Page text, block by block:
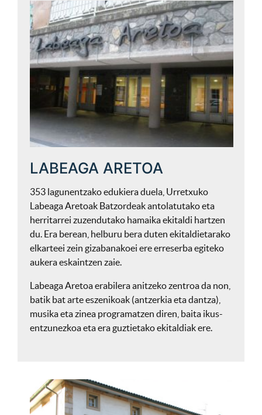
LABEAGA ARETOA
353 lagunentzako edukiera duela, Urretxuko
Labeaga Aretoak Batzordeak antolatutako eta
herritarrei zuzendutako hamaika ekitaldi hartzen
du. Era berean, helburu bera duten ekitaldietarako
elkarteei zein gizabanakoei ere erreserba egiteko
aukera eskaintzen zaie.
Labeaga Aretoa erabilera anitzeko zentroa da non,
batik bat arte eszenikoak (antzerkia eta dantza),
musika eta zinea programatzen diren, baita ikus-
entzunezkoa eta era guztietako ekitaldiak ere.